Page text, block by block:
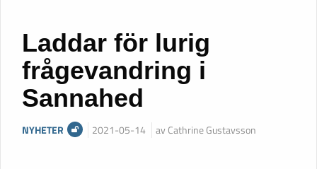
Laddar för lurig
frågevandring i
Sannahed
NYHETER 2021-05-14 av Cathrine Gustavsson